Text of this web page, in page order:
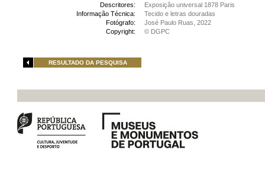
Descritores:
Exposição universal 1878 Paris
Informação Técnica:
Tecido e letras douradas
Fotógrafo:
José Paulo Ruas, 2022
Copyright:
© DGPC
RESULTADO DA PESQUISA